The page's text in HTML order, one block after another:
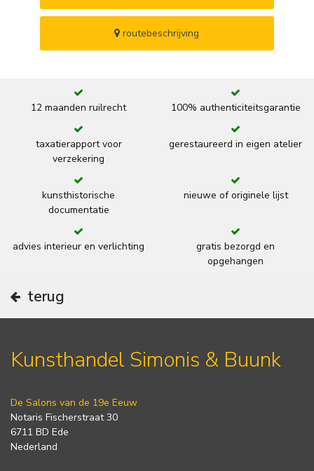
routebeschrijving
12 maanden ruilrecht 100% authenticiteitsgarantie
taxatierapport voor
verzekering
gerestaureerd in eigen atelier
kunsthistorische
documentatie
nieuwe of originele lijst
advies interieur en verlichting
gratis bezorgd en
opgehangen
terug
Kunsthandel Simonis & Buunk
De Salons van de 19e Eeuw
Notaris Fischerstraat 30
6711 BD Ede
Nederland